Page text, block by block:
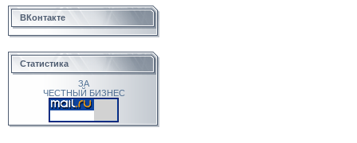
ВКонтакте
Статистика
ЗА
ЧЕСТНЫЙ БИЗНЕС